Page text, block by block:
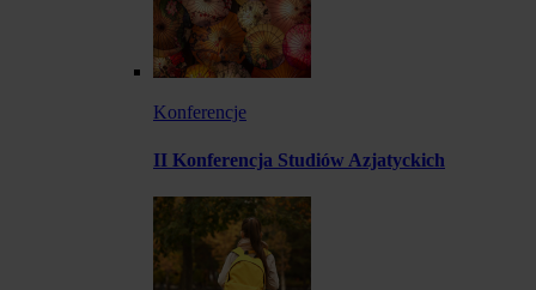
Konferencje
II Konferencja Studiów Azjatyckich